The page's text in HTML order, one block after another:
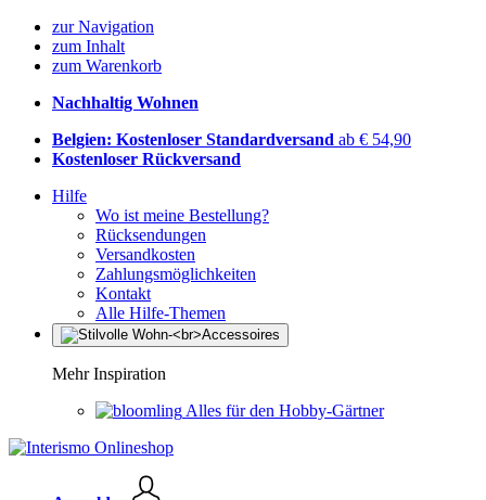
zur Navigation
zum Inhalt
zum Warenkorb
Nachhaltig Wohnen
Belgien: Kostenloser Standardversand ab € 54,90
Kostenloser Rückversand
Hilfe
Wo ist meine Bestellung?
Rücksendungen
Versandkosten
Zahlungsmöglichkeiten
Kontakt
Alle Hilfe-Themen
Mehr Inspiration
Alles für den Hobby-Gärtner